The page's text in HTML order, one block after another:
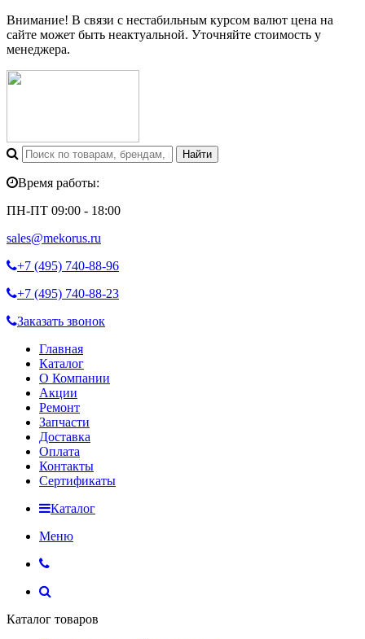
Внимание! В связи с нестабильным курсом валют цена на
сайте может быть неактуальной. Уточняйте стоимость у
менеджера.
Время работы:
ПН-ПТ 09:00 - 18:00
sales@mekorus.ru
+7 (495) 740-88-96
+7 (495) 740-88-23
Заказать звонок
Главная
Каталог
О Компании
Акции
Ремонт
Запчасти
Доставка
Оплата
Контакты
Сертификаты
Каталог
Меню
Каталог товаров